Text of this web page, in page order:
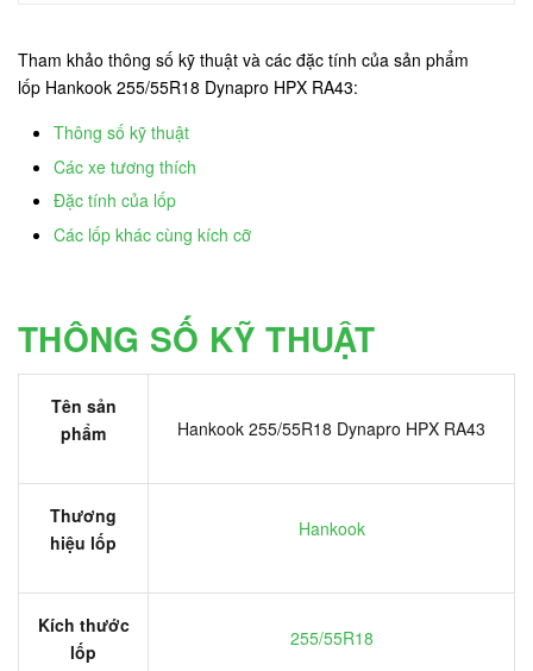
Tham khảo thông số kỹ thuật và các đặc tính của sản phẩm
lốp Hankook 255/55R18 Dynapro HPX RA43:
Thông số kỹ thuật
Các xe tương thích
Đặc tính của lốp
Các lốp khác cùng kích cỡ
THÔNG SỐ KỸ THUẬT
Tên sản
phẩm
Hankook 255/55R18 Dynapro HPX RA43
Thương
hiệu lốp
Hankook
Kích thước
lốp
255/55R18